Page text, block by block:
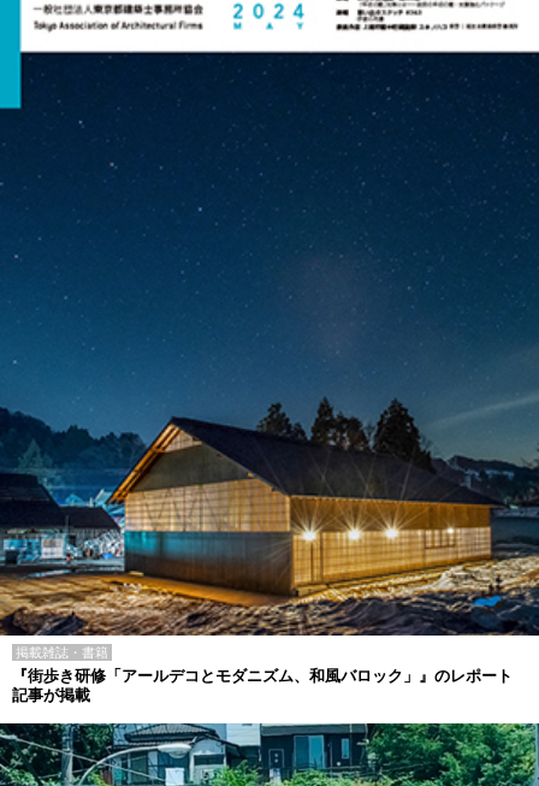
掲載雑誌・書籍
『街歩き研修「アールデコとモダニズム、和風バロック」』のレポート
記事が掲載